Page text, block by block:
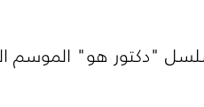
"دكتور هو" الموسم